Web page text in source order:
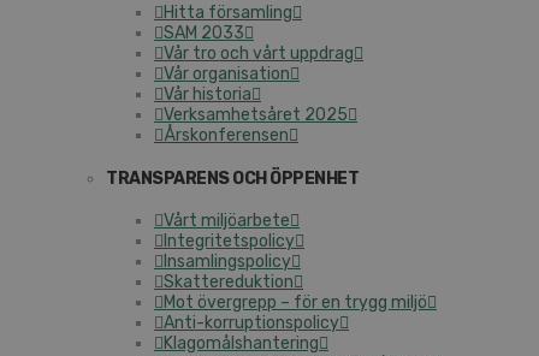
Hitta församling
SAM 2033
Vår tro och vårt uppdrag
Vår organisation
Vår historia
Verksamhetsåret 2025
Årskonferensen
TRANSPARENS OCH ÖPPENHET
Vårt miljöarbete
Integritetspolicy
Insamlingspolicy
Skattereduktion
Mot övergrepp – för en trygg miljö
Anti-korruptionspolicy
Klagomålshantering